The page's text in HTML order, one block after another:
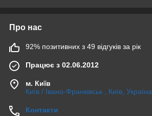
Рулонні штори Screen підходять для:
квартир та приватних будинків;
офісів;
кафе та ресторанів;
терас і альтанок;
комерційних приміщень;
Про нас
92% позитивних з 49 відгуків за рік
Працює з 02.06.2012
м. Київ
Київ / Івано-Франківськ , Київ, Україна
Контакти